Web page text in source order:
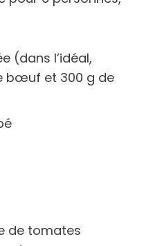
(dans l’idéal,
bœuf et 300 g de
de tomates